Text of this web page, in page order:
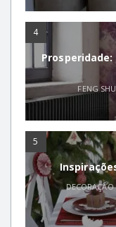
4
FENG
5
DECORAÇÃO